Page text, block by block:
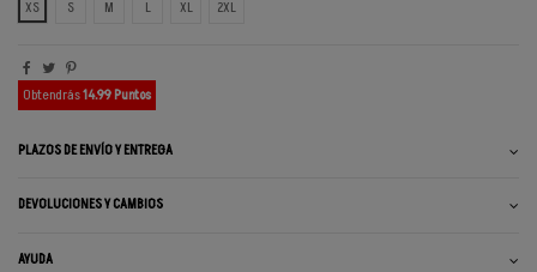
XS
S M L XL 2XL
Obtendrás14.99 Puntos
PLAZOS DE ENVÍO Y ENTREGA
DEVOLUCIONES Y CAMBIOS
AYUDA